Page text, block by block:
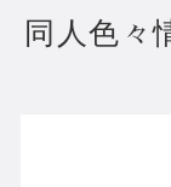
同人色々